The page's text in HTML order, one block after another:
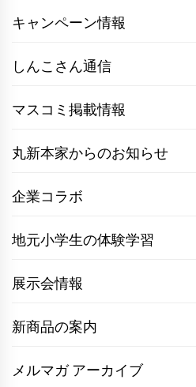
キャンペーン情報
しんこさん通信
マスコミ掲載情報
丸新本家からのお知らせ
企業コラボ
地元小学生の体験学習
展示会情報
新商品の案内
メルマガ アーカイブ